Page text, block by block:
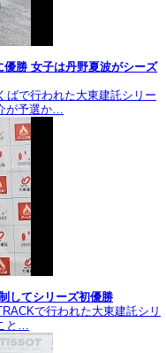
勝 女子は丹野夏波がシーズ
ばで行われた大東建託シリー
が予選か…
してシリーズ初優勝
で行われた大東建託シリ
と…